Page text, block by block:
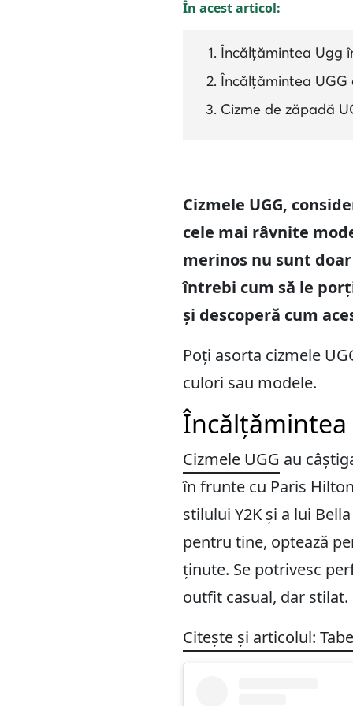
În acest articol:
Încălțămintea Ugg
Încălțămintea
Cizme de zăpadă
Cizmele UGG,
cele mai râvnite
merinos nu sunt
întrebi cum să le
și descoperă cum
Poți asorta cizmele
culori sau modele.
Încălțămintea
Cizmele UGG au
în frunte cu Paris
stilului Y2K și a lui
pentru tine, optează
ținute. Se potrivesc
outfit casual, dar stilat.
Citește și articolul: